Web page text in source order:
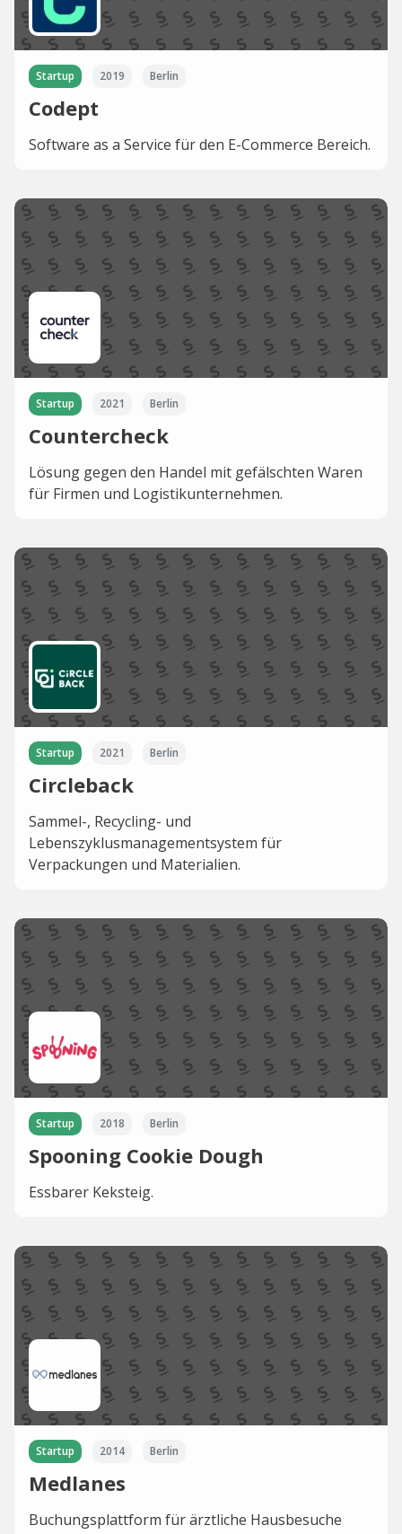
Startup 2019 Berlin
Codept
Software as a Service für den E-Commerce Bereich.
Startup 2021 Berlin
Countercheck
Lösung gegen den Handel mit gefälschten Waren
für Firmen und Logistikunternehmen.
Startup 2021 Berlin
Circleback
Sammel-, Recycling- und
Lebenszyklusmanagementsystem für
Verpackungen und Materialien.
Startup 2018 Berlin
Spooning Cookie Dough
Essbarer Keksteig.
Startup 2014 Berlin
Medlanes
Buchungsplattform für ärztliche Hausbesuche